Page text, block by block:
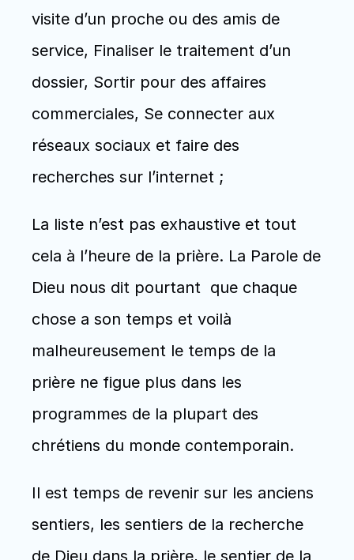
visite d’un proche ou des amis de
service, Finaliser le traitement d’un
dossier, Sortir pour des affaires
commerciales, Se connecter aux
réseaux sociaux et faire des
recherches sur l’internet ;
La liste n’est pas exhaustive et tout
cela à l’heure de la prière. La Parole de
Dieu nous dit pourtant  que chaque
chose a son temps et voilà
malheureusement le temps de la
prière ne figue plus dans les
programmes de la plupart des
chrétiens du monde contemporain.
Il est temps de revenir sur les anciens
sentiers, les sentiers de la recherche
de Dieu dans la prière, le sentier de la